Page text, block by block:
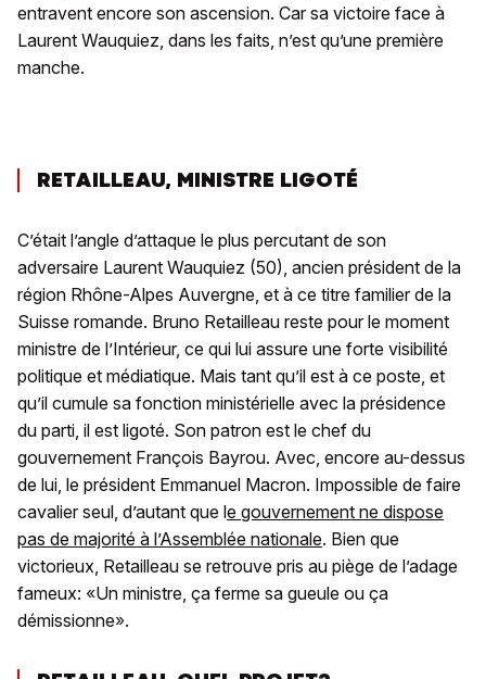
entravent encore son ascension. Car sa victoire face à
Laurent Wauquiez, dans les faits, n’est qu’une première
manche.
RETAILLEAU, MINISTRE LIGOTÉ
C’était l’angle d’attaque le plus percutant de son
adversaire Laurent Wauquiez (50), ancien président de la
région Rhône-Alpes Auvergne, et à ce titre familier de la
Suisse romande. Bruno Retailleau reste pour le moment
ministre de l’Intérieur, ce qui lui assure une forte visibilité
politique et médiatique. Mais tant qu’il est à ce poste, et
qu’il cumule sa fonction ministérielle avec la présidence
du parti, il est ligoté. Son patron est le chef du
gouvernement François Bayrou. Avec, encore au-dessus
de lui, le président Emmanuel Macron. Impossible de faire
cavalier seul, d’autant que le gouvernement ne dispose
pas de majorité à l’Assemblée nationale. Bien que
victorieux, Retailleau se retrouve pris au piège de l’adage
fameux: «Un ministre, ça ferme sa gueule ou ça
démissionne».